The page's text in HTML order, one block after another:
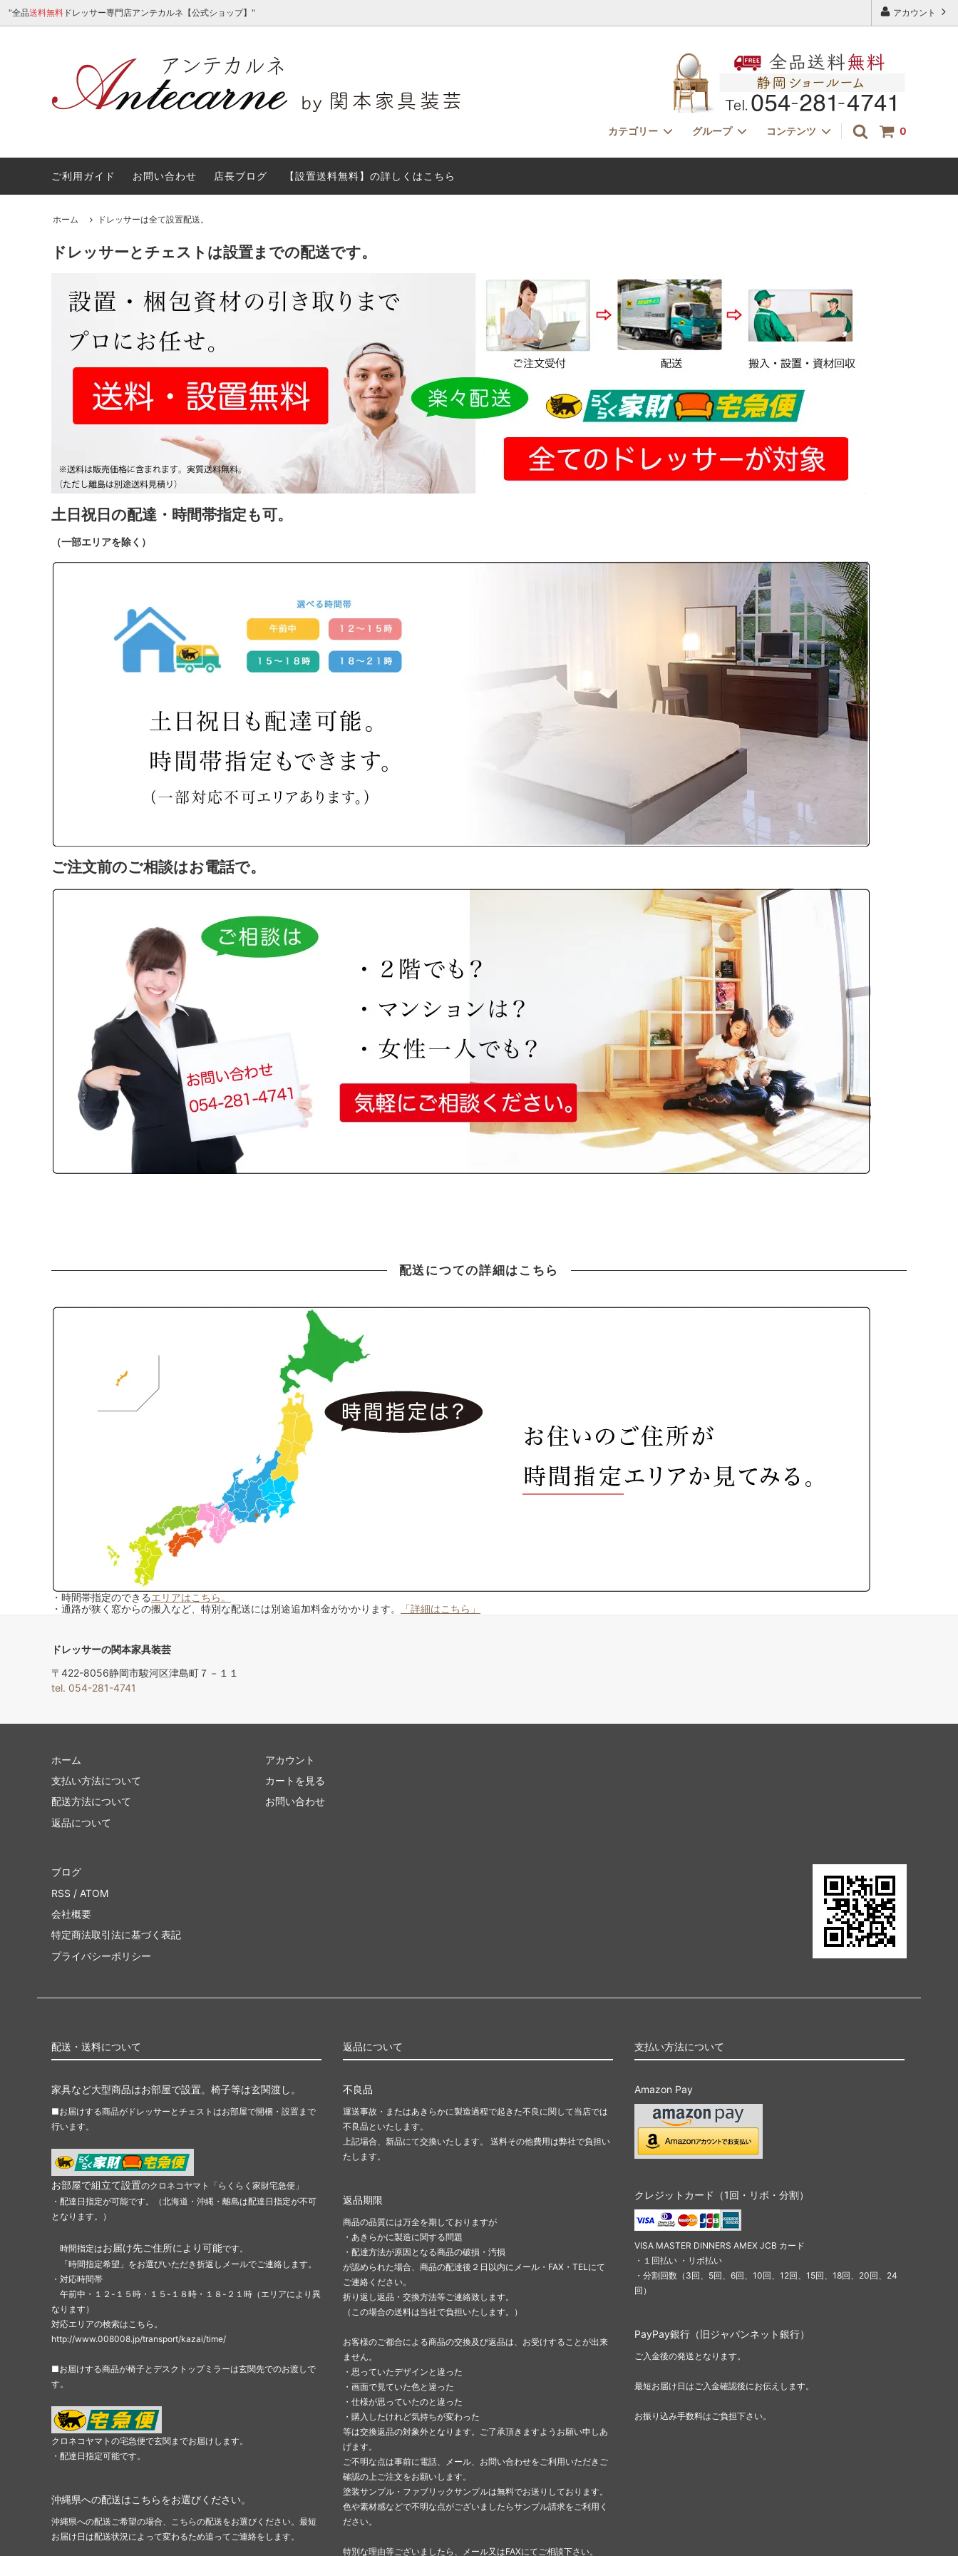
アカウント
"全品送料無料 ドレッサー専門店アンテカルネ【公式ショップ】"
0
カテゴリー
女優ミラーライト付ドレッサー アンティークドレッサー
グループ
ミラー カラー
コンテンツ
サイトマップ
塗装・ファブリック見本（無料）をお送
りします。
ドレッサーご購入前に。よくある質問Ｑ
出し）について考える。
お部屋の家具の移動サービス
ご利用ガイド お問い合わせ 店長ブログ 【設置送料無料】の詳しくはこちら
ホーム ドレッサーは全て設置配送。
ドレッサーとチェストは設置までの配送です。
土日祝日の配達・時間帯指定も可。
（一部エリアを除く）
ご注文前のご相談はお電話で。
配送につての詳細はこちら
・時間帯指定のできるエリアはこちら。
・通路が狭く窓からの搬入など、特別な配送には別途追加料金がかかります。
「詳細はこちら」
ドレッサーの関本家具装芸
〒422-8056静岡市駿河区津島町７－１１
tel. 054-281-4741
ホーム
支払い方法について
配送方法について
返品について
アカウント
カートを見る
お問い合わせ
ブログ
RSS / ATOM
会社概要
特定商法取引法に基づく表記
プライバシーポリシー
配送・送料について
家具など大型商品はお部屋で設置。椅子等は玄関渡し。
■お届けする商品がドレッサーとチェストはお部屋で開梱・設置まで
行います。
お部屋で組立て設置のクロネコヤマト「らくらく家財宅急便」
・配達日指定が可能です。（北海道・沖縄・離島は配達日指定が不可
となります。）
時間指定はお届け先ご住所により可能です。
「時間指定希望」をお選びいただき折返しメールでご連絡します。
・対応時間帯
午前中・１２-１５時・１５-１８時・１８-２１時（エリアにより異
なります）
対応エリアの検索はこちら。
http://www.008008.jp/transport/kazai/time/
■お届けする商品が椅子とデスクトップミラーは玄関先でのお渡しで
す。
クロネコヤマトの宅急便で玄関までお届けします。
・配達日指定可能です。
沖縄県への配送はこちらをお選びください。
沖縄県への配送ご希望の場合、こちらの配送をお選びください。最短
お届け日は配送状況によって変わるため追ってご連絡をします。
返品について
不良品
運送事故・またはあきらかに製造過程で起きた不良に関して当店では
不良品といたします。
上記場合、新品にて交換いたします。 送料その他費用は弊社で負担い
たします。
返品期限
商品の品質には万全を期しておりますが
・あきらかに製造に関する問題
・配達方法が原因となる商品の破損・汚損
が認められた場合、商品の配達後２日以内にメール・FAX・TELにて
ご連絡ください。
折り返し返品・交換方法等ご連絡致します。
（この場合の送料は当社で負担いたします。）
お客様のご都合による商品の交換及び返品は、お受けすることが出来
ません。
・思っていたデザインと違った
・画面で見ていた色と違った
・仕様が思っていたのと違った
・購入したけれど気持ちが変わった
等は交換返品の対象外となります。ご了承頂きますようお願い申しあ
げます。
ご不明な点は事前に電話、メール、お問い合わせをご利用いただきご
確認の上ご注文をお願いします。
塗装サンプル・ファブリックサンプルは無料でお送りしております。
色や素材感などで不明な点がございましたらサンプル請求をご利用く
ださい。
特別な理由等ございましたら、メール又はFAXにてご相談下さい。
支払い方法について
Amazon Pay
クレジットカード（1回・リボ・分割）
VISA MASTER DINNERS AMEX JCB カード
・１回払い ・リボ払い
・分割回数（3回、5回、6回、10回、12回、15回、18回、20回、24
回）
PayPay銀行（旧ジャパンネット銀行）
ご入金後の発送となります。
最短お届け日はご入金確認後にお伝えします。
お振り込み手数料はご負担下さい。